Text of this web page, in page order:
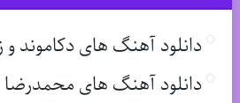
دانلود آهنگ های دکاموند و
دانلود آهنگ های